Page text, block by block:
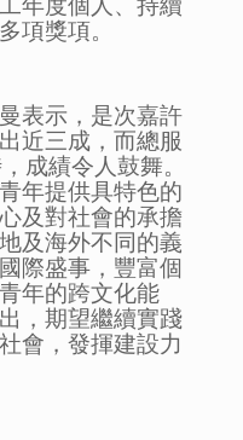
年度個人、持續
項獎項。
表示，是次嘉許
近三成，而總服
成績令人鼓舞。
年提供具特色的
及對社會的承擔
及海外不同的義
際盛事，豐富個
年的跨文化能
，期望繼續實踐
會，發揮建設力